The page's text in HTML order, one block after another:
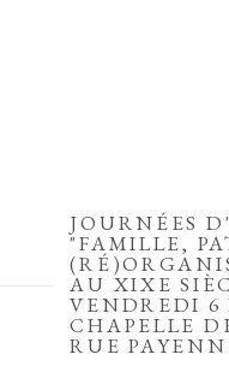
JOURNÉES
"FAMILLE,
AU XIXE
VENDREDI 6
CHAPELLE
RUE